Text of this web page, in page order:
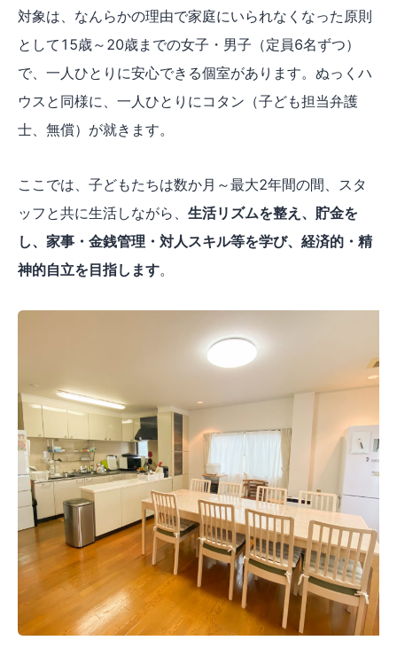
対象は、なんらかの理由で家庭にいられなくなった原則
として15歳～20歳までの女子・男子（定員6名ずつ）
で、一人ひとりに安心できる個室があります。ぬっくハ
ウスと同様に、一人ひとりにコタン（子ども担当弁護
士、無償）が就きます。
ここでは、子どもたちは数か月～最大2年間の間、スタ
ッフと共に生活しながら、 生活リズムを整え、貯金を
し、家事・金銭管理・対人スキル等を学び、経済的・精
神的自立を目指します。